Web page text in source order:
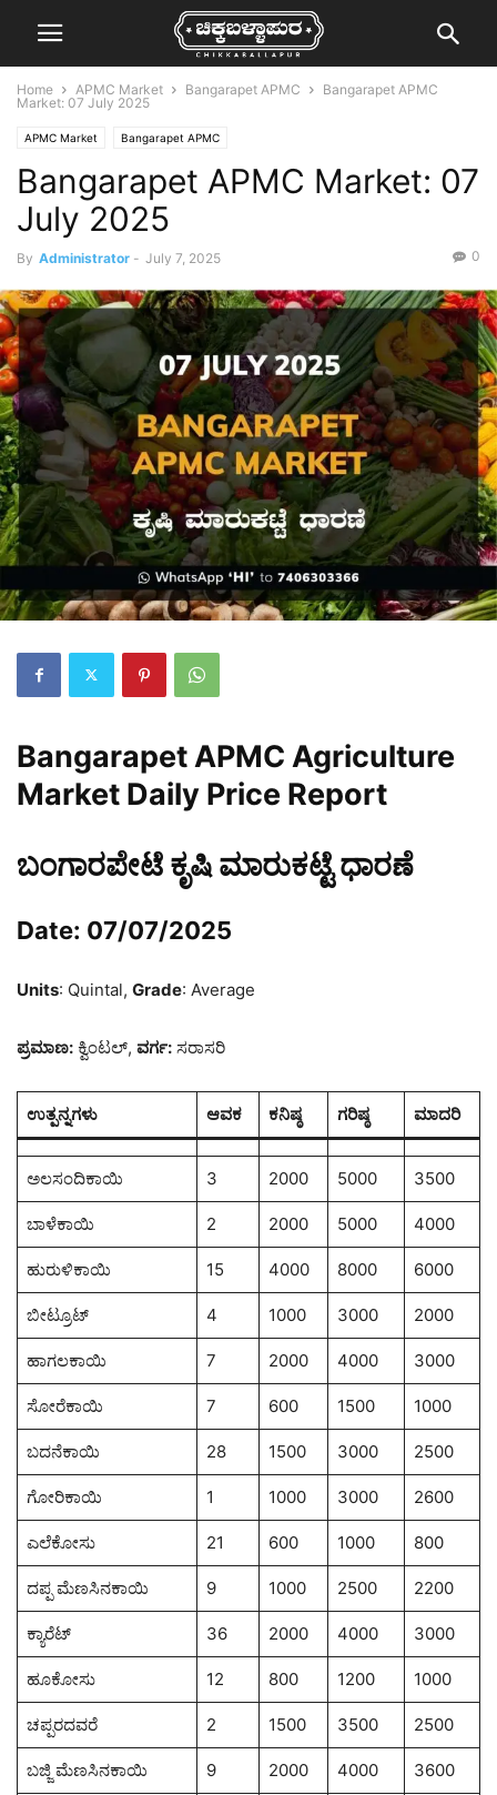
Home APMC Market Bangarapet APMC
Bangarapet APMC
Market: 07 July 2025
APMC Market Bangarapet APMC
Bangarapet APMC Market: 07
July 2025
By Administrator - July 7, 2025 0
Bangarapet APMC Agriculture
Market Daily Price Report
ಬಂಗಾರಪೇಟೆ ಕೃಷಿ ಮಾರುಕಟ್ಟೆ ಧಾರಣೆ
Date: 07/07/2025
Units: Quintal, Grade: Average
ಪ್ರಮಾಣ: ಕ್ವಿಂಟಲ್, ವರ್ಗ: ಸರಾಸರಿ
ಉತ್ಪನ್ನಗಳು ಆವಕ ಕನಿಷ್ಠ ಗರಿಷ್ಠ ಮಾದರಿ
ಅಲಸಂದಿಕಾಯಿ 3 2000 5000 3500
ಬಾಳೆಕಾಯಿ 2 2000 5000 4000
ಹುರುಳಿಕಾಯಿ 15 4000 8000 6000
ಬೀಟ್ರೂಟ್ 4 1000 3000 2000
ಹಾಗಲಕಾಯಿ 7 2000 4000 3000
ಸೋರೆಕಾಯಿ 7 600 1500 1000
ಬದನೆಕಾಯಿ 28 1500 3000 2500
ಗೋರಿಕಾಯಿ 1 1000 3000 2600
ಎಲೆಕೋಸು 21 600 1000 800
ದಪ್ಪ ಮೆಣಸಿನಕಾಯಿ 9 1000 2500 2200
ಕ್ಯಾರೆಟ್ 36 2000 4000 3000
ಹೂಕೋಸು 12 800 1200 1000
ಚಪ್ಪರದವರೆ 2 1500 3500 2500
ಬಜ್ಜಿ ಮೆಣಸಿನಕಾಯಿ 9 2000 4000 3600